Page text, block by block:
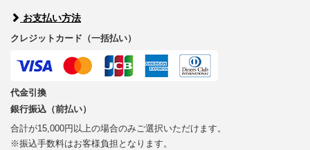
お支払い方法
クレジットカード（一括払い）
代金引換
銀行振込（前払い）
合計が15,000円以上の場合のみご選択いただけます。
※振込手数料はお客様負担となります。